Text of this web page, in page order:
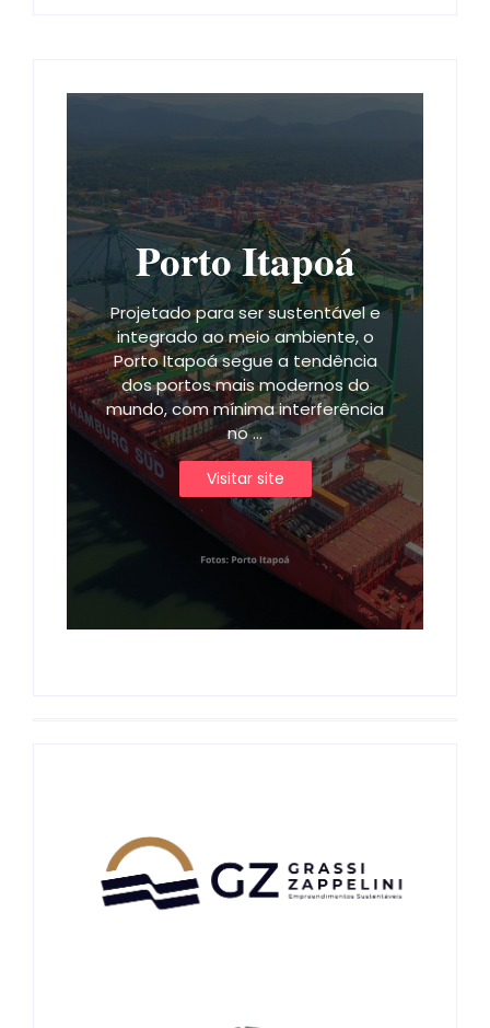
Porto Itapoá
Projetado para ser sustentável e
integrado ao meio ambiente, o
Porto Itapoá segue a tendência
dos portos mais modernos do
mundo, com mínima interferência
no ...
Visitar site